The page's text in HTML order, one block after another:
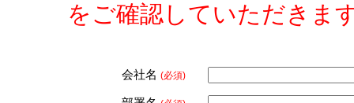
をご確認していただきま
会社名 (必須)